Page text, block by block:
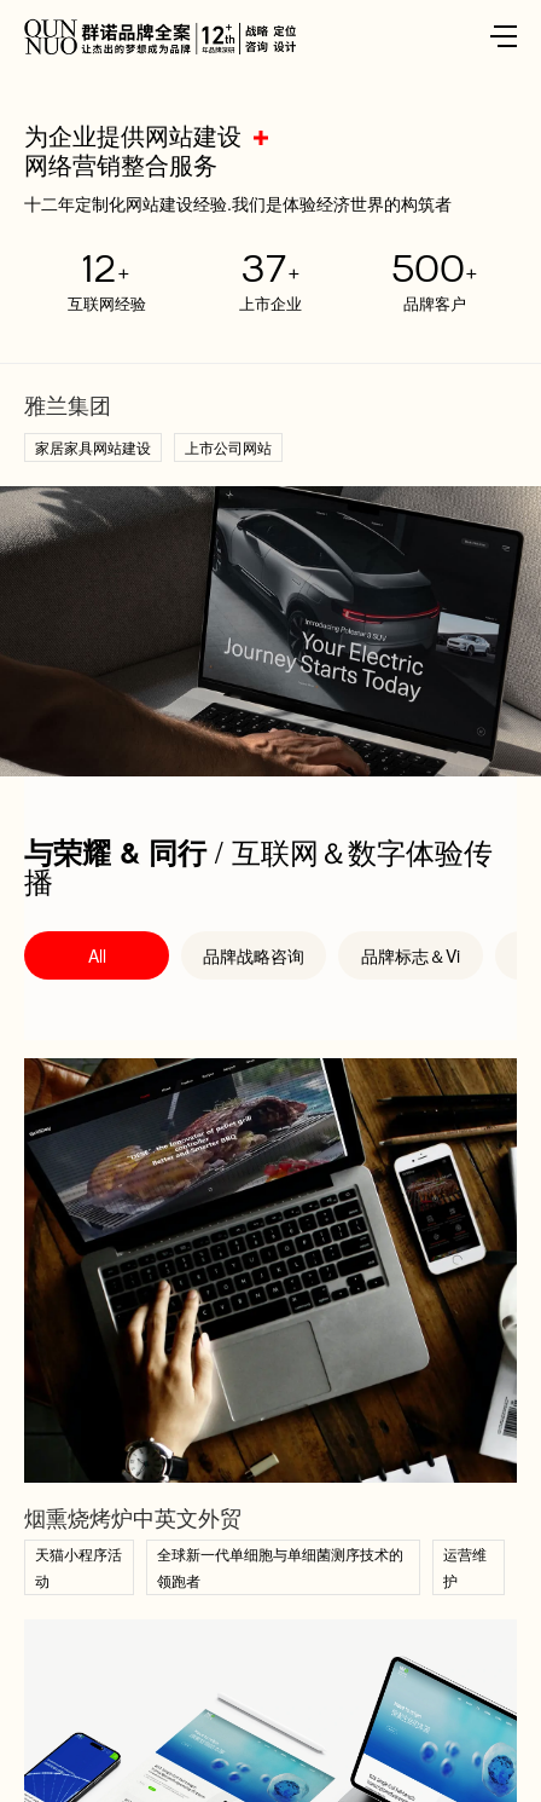
为企业提供网站建设
网络营销整合服务
十二年定制化网站建设经验.我们是体验经济世界的构筑者
12+
互联网经验
37+
上市企业
500+
品牌客户
雅兰集团
家居家具网站建设 上市公司网站
与荣耀 & 同行/ 互联网＆数字体验传
播
All 品牌战略咨询 品牌标志＆Vi
查看案例
查看案例
烟熏烧烤炉中英文外贸
天猫小程序活
动
全球新一代单细胞与单细菌测序技术的
领跑者
运营维
护